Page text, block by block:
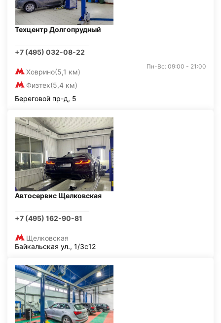
Техцентр Долгопрудный
+7 (495) 032-08-22
Ховрино(5,1 км)
Физтех(5,4 км)
Пн-Вс: 09:00 - 21:00
Береговой пр-д, 5
Автосервис Щелковская
+7 (495) 162-90-81
Щелковская
Байкальская ул., 1/3с12